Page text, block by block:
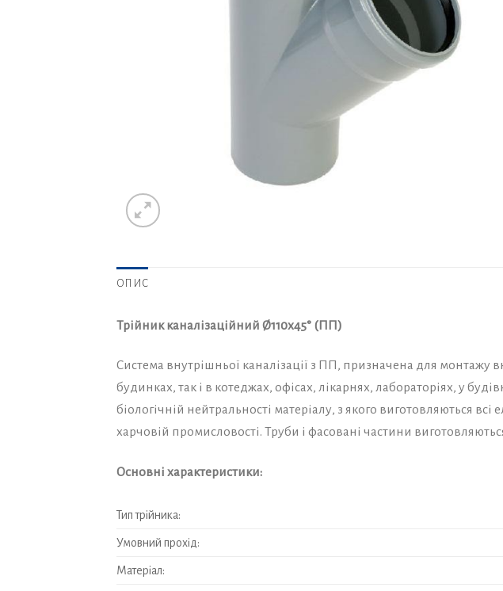
ОПИС
Трійник каналізаційний Ø110х45° (ПП)
Система внутрішньої каналізації з ПП, призначена для монтажу
будинках, так і в котеджах, офісах, лікарнях, лабораторіях, у
біологічній нейтральності матеріалу, з якого виготовляються
харчовій промисловості. Труби і фасовані частини
Основні характеристики:
Тип трійника:
Умовний прохід:
Матеріал: